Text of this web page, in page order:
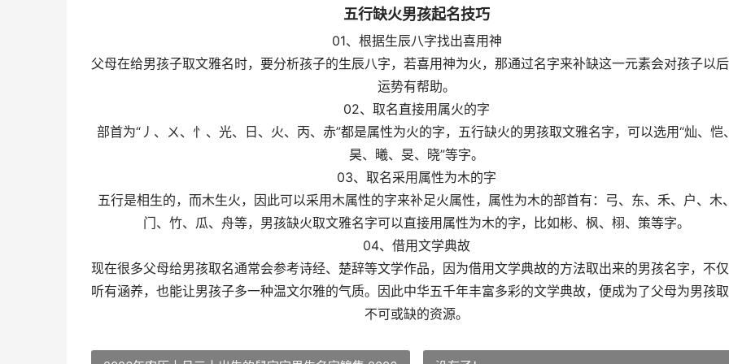
五行缺火男孩起名技巧
01、根据生辰八字找出喜用神
父母在给男孩子取文雅名时，要分析孩子的生辰八字，若喜用神为火，那通过名字来补缺这一元素会对孩子以
运势有帮助。
02、取名直接用属火的字
部首为“丿、ㄨ、忄、光、日、火、丙、赤”都是属性为火的字，五行缺火的男孩取文雅名字，可以选用“灿、恺、
昊、曦、旻、晓”等字。
03、取名采用属性为木的字
五行是相生的，而木生火，因此可以采用木属性的字来补足火属性，属性为木的部首有：弓、东、禾、户、木、
门、竹、瓜、舟等，男孩缺火取文雅名字可以直接用属性为木的字，比如彬、枫、栩、策等字。
04、借用文学典故
现在很多父母给男孩取名通常会参考诗经、楚辞等文学作品，因为借用文学典故的方法取出来的男孩名字，不
听有涵养，也能让男孩子多一种温文尔雅的气质。因此中华五千年丰富多彩的文学典故，便成为了父母为男孩
不可或缺的资源。